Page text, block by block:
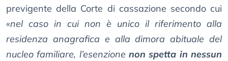
previgente della Corte di cassazione secondo cui
«nel caso in cui non è unico il riferimento alla
residenza anagrafica e alla dimora abituale del
nucleo familiare, l’esenzione non spetta in nessun